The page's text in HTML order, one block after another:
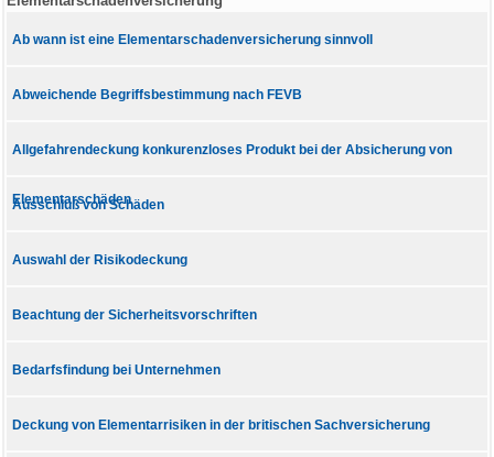
Ab wann ist eine Elementarschadenversicherung sinnvoll
Abweichende Begriffsbestimmung nach FEVB
Allgefahrendeckung konkurenzloses Produkt bei der Absicherung von
Elementarschäden
Ausschluß von Schäden
Auswahl der Risikodeckung
Beachtung der Sicherheitsvorschriften
Bedarfsfindung bei Unternehmen
Deckung von Elementarrisiken in der britischen Sachversicherung